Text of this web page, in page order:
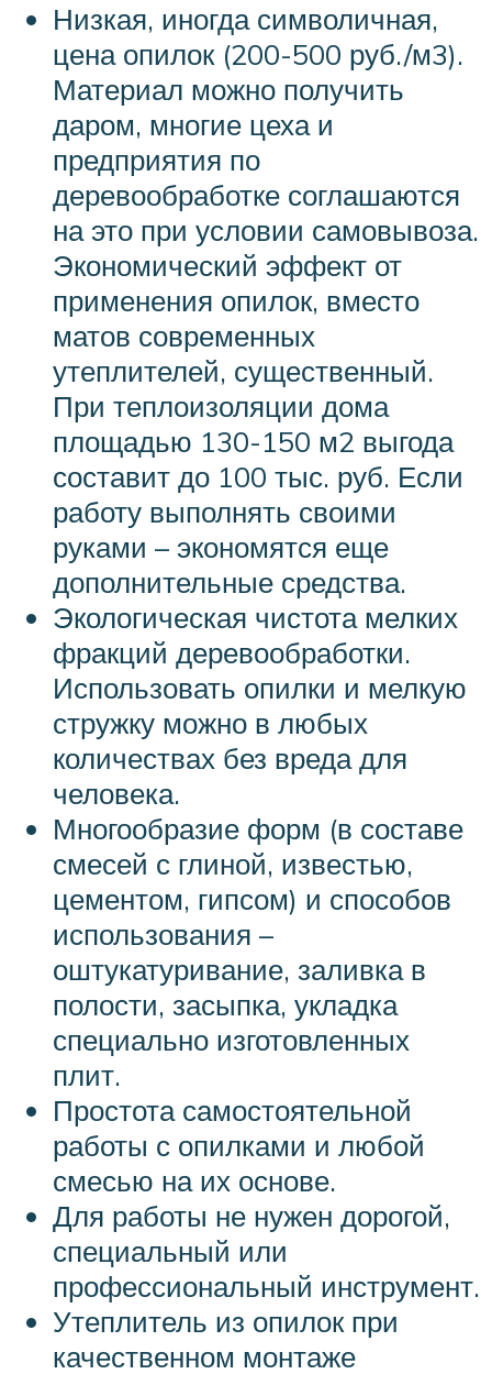
Низкая, иногда символичная,
цена опилок (200-500 руб./м3).
Материал можно получить
даром, многие цеха и
предприятия по
деревообработке соглашаются
на это при условии самовывоза.
Экономический эффект от
применения опилок, вместо
матов современных
утеплителей, существенный.
При теплоизоляции дома
площадью 130-150 м2 выгода
составит до 100 тыс. руб. Если
работу выполнять своими
руками – экономятся еще
дополнительные средства.
Экологическая чистота мелких
фракций деревообработки.
Использовать опилки и мелкую
стружку можно в любых
количествах без вреда для
человека.
Многообразие форм (в составе
смесей с глиной, известью,
цементом, гипсом) и способов
использования –
оштукатуривание, заливка в
полости, засыпка, укладка
специально изготовленных
плит.
Простота самостоятельной
работы с опилками и любой
смесью на их основе.
Для работы не нужен дорогой,
специальный или
профессиональный инструмент.
Утеплитель из опилок при
качественном монтаже